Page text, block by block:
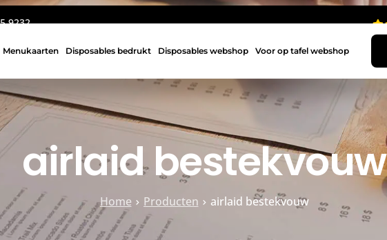
9232
Menukaarten Disposables bedrukt Disposables webshop Voor op tafel webshop
airlaid bestekvouw
Home Producten airlaid bestekvouw